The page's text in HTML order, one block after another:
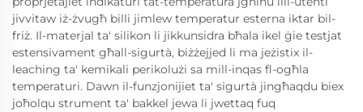
jivvitaw iż-żvugħ billi jimlew temperatur esterna iktar bil-
friż. Il-materjal ta' silikon li jikkunsidra bħala ikel ġie testjat
estensivament għall-sigurtà, biżżejjed li ma jeżistix il-
leaching ta' kemikali perikolużi sa mill-inqas fl-ogħla
temperaturi. Dawn il-funzjonijiet ta' sigurtà jingħaqdu biex
joħolqu strument ta' bakkel jewa li jwettaq fuq